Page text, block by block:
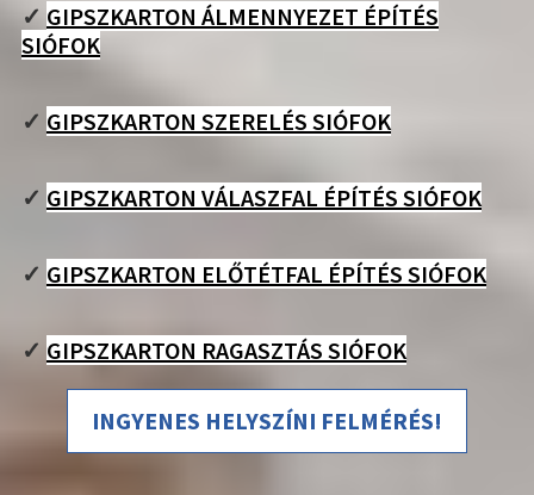
✓ GIPSZKARTON ÁLMENNYEZET ÉPÍTÉS
SIÓFOK
✓ GIPSZKARTON SZERELÉS SIÓFOK
✓ GIPSZKARTON VÁLASZFAL ÉPÍTÉS SIÓFOK
✓ GIPSZKARTON ELŐTÉTFAL ÉPÍTÉS SIÓFOK
✓ GIPSZKARTON RAGASZTÁS SIÓFOK
INGYENES HELYSZÍNI FELMÉRÉS!